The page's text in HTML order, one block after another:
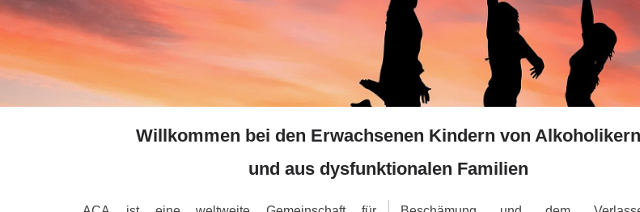
Willkommen bei den Erwachsenen Kindern von Alkoholikern
und aus dysfunktionalen Familien